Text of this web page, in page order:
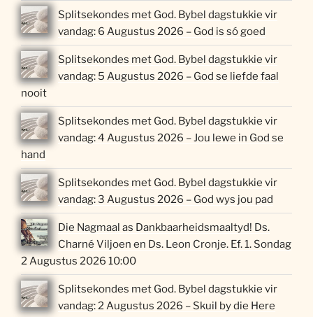
Splitsekondes met God. Bybel dagstukkie vir
vandag: 6 Augustus 2026 – God is só goed
Splitsekondes met God. Bybel dagstukkie vir
vandag: 5 Augustus 2026 – God se liefde faal
nooit
Splitsekondes met God. Bybel dagstukkie vir
vandag: 4 Augustus 2026 – Jou lewe in God se
hand
Splitsekondes met God. Bybel dagstukkie vir
vandag: 3 Augustus 2026 – God wys jou pad
Die Nagmaal as Dankbaarheidsmaaltyd! Ds.
Charné Viljoen en Ds. Leon Cronje. Ef. 1. Sondag
2 Augustus 2026 10:00
Splitsekondes met God. Bybel dagstukkie vir
vandag: 2 Augustus 2026 – Skuil by die Here